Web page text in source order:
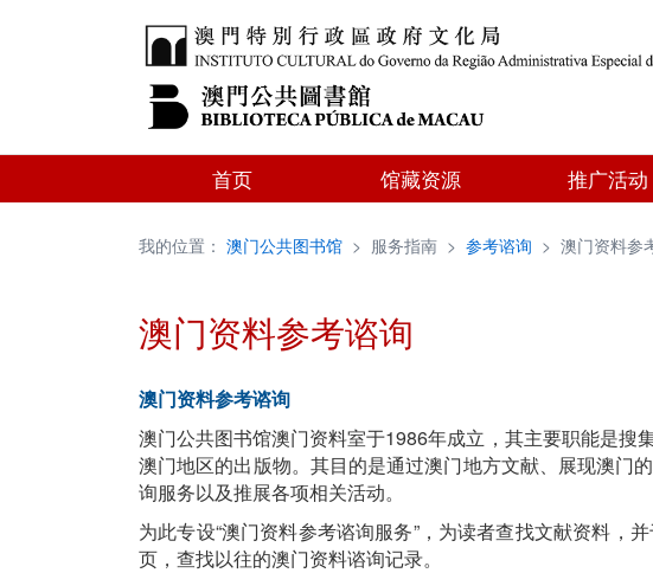
首页 馆藏资源 推广活动
我的位置： 澳门公共图书馆 > 服务指南 > 参考谘询 > 澳门资料参
澳门资料参考谘询
澳门资料参考谘询
澳门公共图书馆澳门资料室于1986年成立，其主要职能是
澳门地区的出版物。其目的是通过澳门地方文献、展现澳门
询服务以及推展各项相关活动。
为此专设“澳门资料参考谘询服务”，为读者查找文献资料，
页，查找以往的澳门资料谘询记录。